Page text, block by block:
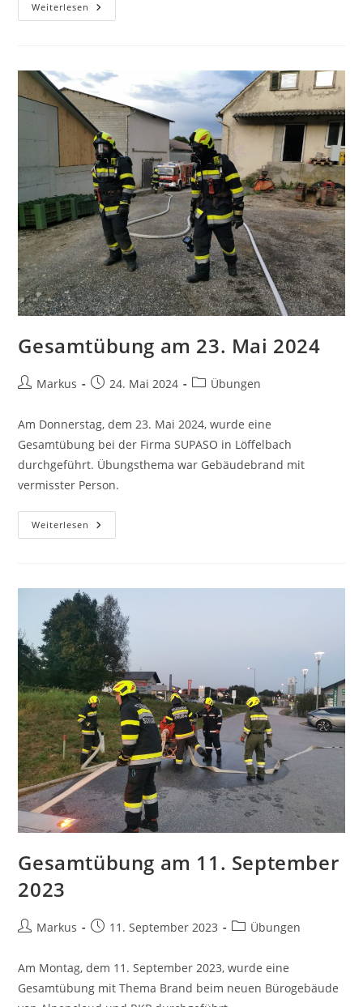
Weiterlesen
Gesamtübung am 23. Mai 2024
Markus 24. Mai 2024 Übungen
Am Donnerstag, dem 23. Mai 2024, wurde eine
Gesamtübung bei der Firma SUPASO in Löffelbach
durchgeführt. Übungsthema war Gebäudebrand mit
vermisster Person.
Weiterlesen
Gesamtübung am 11. September
2023
Markus 11. September 2023 Übungen
Am Montag, dem 11. September 2023, wurde eine
Gesamtübung mit Thema Brand beim neuen Bürogebäude